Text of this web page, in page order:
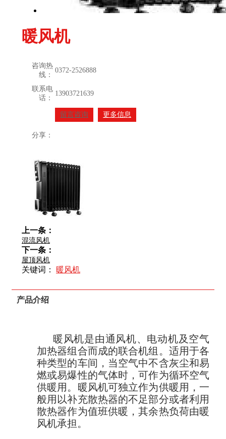
暖风机
咨询热
线：
0372-2526888
联系电
话：
13903721639
留言咨询 更多信息
分享：
上一条：
混流风机
下一条：
屋顶风机
关键词： 暖风机
产品介绍
暖风机是由通风机、电动机及空气
加热器组合而成的联合机组。适用于各
种类型的车间，当空气中不含灰尘和易
燃或易爆性的气体时，可作为循环空气
供暖用。暖风机可独立作为供暖用，一
般用以补充散热器的不足部分或者利用
散热器作为值班供暖，其余热负荷由暖
风机承担。